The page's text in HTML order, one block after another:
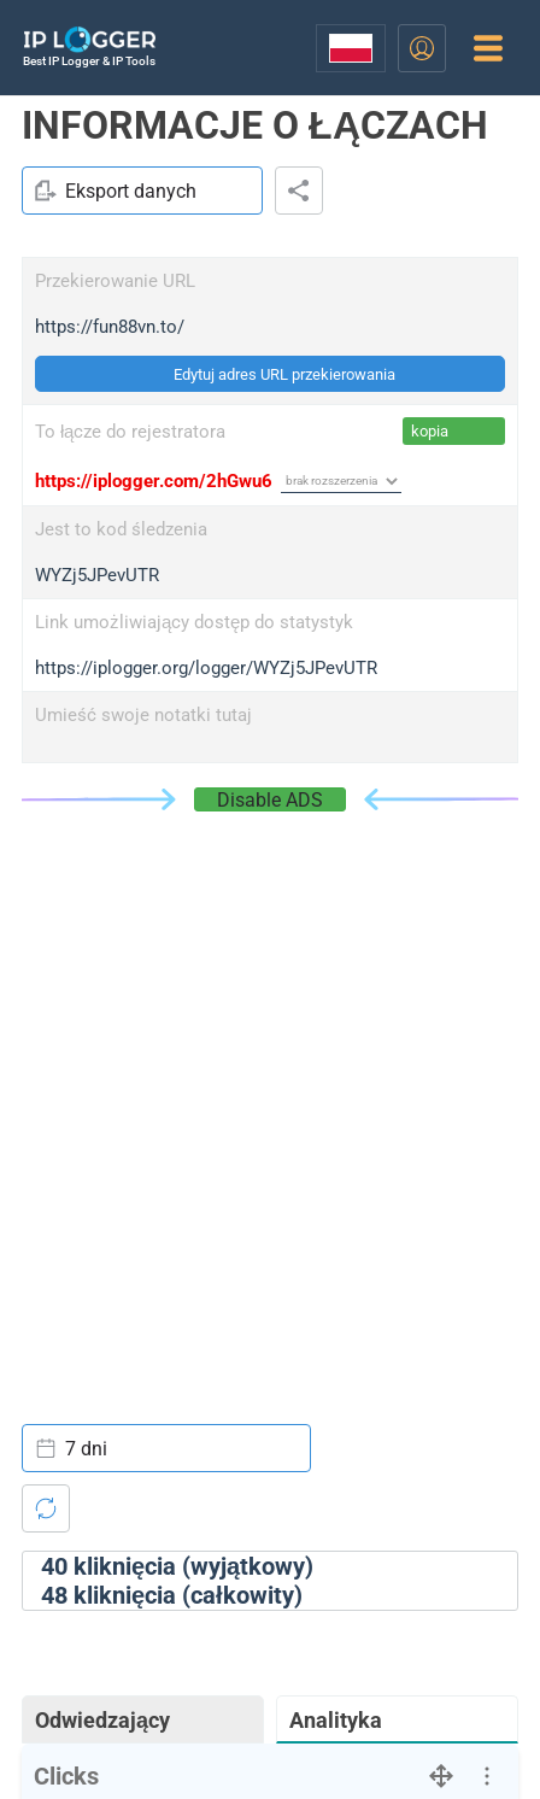
Best IP Logger & IP Tools
INFORMACJE O ŁĄCZACH
Eksport danych
Przekierowanie URL
https://fun88vn.to/
Edytuj adres URL przekierowania
To łącze do rejestratora kopia
https://iplogger.com/2hGwu6
Jest to kod śledzenia
WYZj5JPevUTR
Link umożliwiający dostęp do statystyk
https://iplogger.org/logger/WYZj5JPevUTR
Umieść swoje notatki tutaj
Disable ADS
40kliknięcia (wyjątkowy)
48kliknięcia (całkowity)
7 dni
Odwiedzający Analityka
Clicks